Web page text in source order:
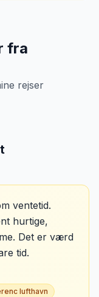
fra
rejser
ventetid.
hurtige,
Det er værd
tid.
lufthavn